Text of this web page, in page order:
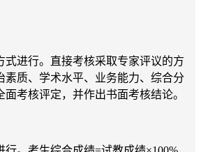
式进行。直接考核采取专家评议的方
素质、学术水平、业务能力、综合分
考核评定，并作出书面考核结论。